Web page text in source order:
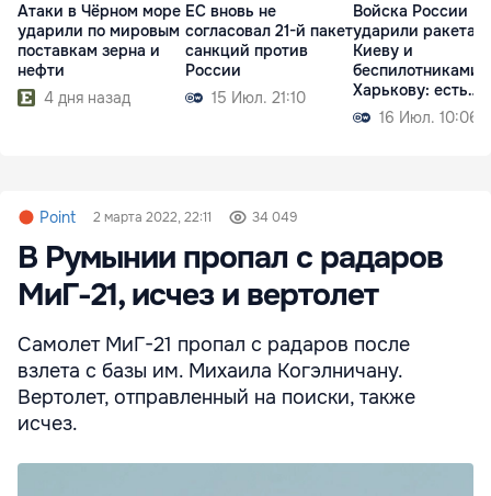
Атаки в Чёрном море
ударили по мировым
поставкам зерна и
нефти
4 дня назад
ЕС вновь не
согласовал 21-й пакет
санкций против
России
15 Июл. 21:10
Войска России
ударили
Киеву и
беспилотниками
Харькову: есть
жертвы16 Июл. 10:06
Point 2 марта 2022, 22:11 34 049
В Румынии пропал с радаров
МиГ-21, исчез и вертолет
Самолет МиГ-21 пропал с радаров после
взлета с базы им. Михаила Когэлничану.
Вертолет, отправленный на поиски, также
исчез.